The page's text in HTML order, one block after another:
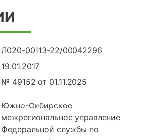
Л020-00113-22/00042296
19.01.2017
№ 49152 от 01.11.2025
Южно-Сибирское
межрегиональное управление
Федеральной службы по